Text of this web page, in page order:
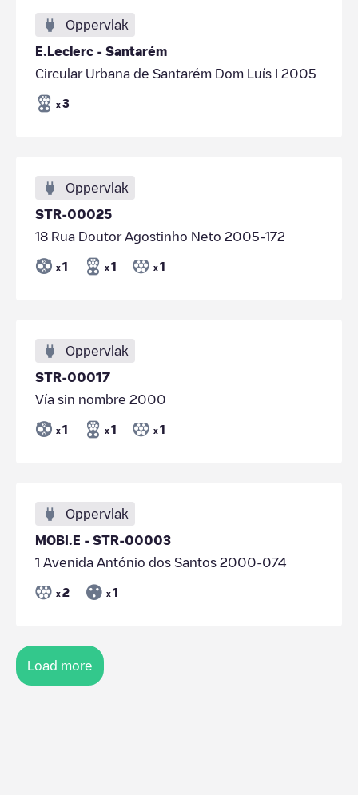
Oppervlak
E.Leclerc - Santarém
Circular Urbana de Santarém Dom Luís I 2005
x 3
Oppervlak
STR-00025
18 Rua Doutor Agostinho Neto 2005-172
x 1 x 1 x 1
Oppervlak
STR-00017
Vía sin nombre 2000
x 1 x 1 x 1
Oppervlak
MOBI.E - STR-00003
1 Avenida António dos Santos 2000-074
x 2 x 1
Load more